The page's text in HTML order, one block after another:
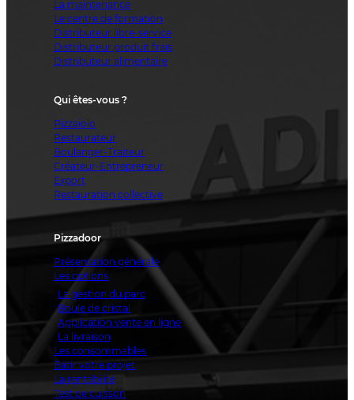
La maintenance
Le centre de formation
Distributeur libre-service
Distributeur produit frais
Distributeur alimentaire
Qui êtes-vous ?
Pizzaiolo
Restaurateur
Boulanger-Traiteur
Créateur-Entrepreneur
Export
Restauration collective
Pizzadoor
Présentation générale
Les options
La gestion du parc
Boule de cristal
Application vente en ligne
La livraison
Les consommables
Bâtir votre projet
La rentabilité
Test de cuisson